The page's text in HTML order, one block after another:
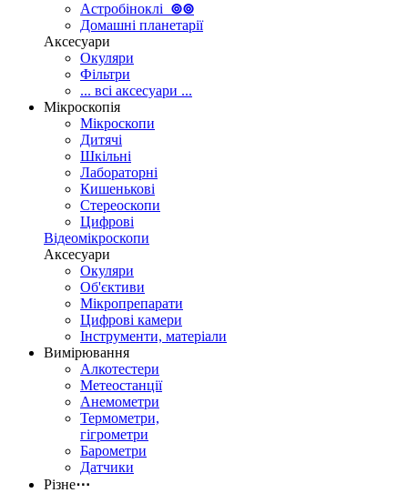
Астробіноклі ⊚⊚
Домашні планетарії
Аксесуари
Окуляри
Фільтри
... всі аксесуари ...
Мікроскопія
Мікроскопи
Дитячі
Шкільні
Лабораторні
Кишенькові
Стереоскопи
Цифрові
Відеомікроскопи
Аксесуари
Окуляри
Об'єктиви
Мікропрепарати
Цифрові камери
Інструменти, матеріали
Вимірювання
Алкотестери
Метеостанції
Анемометри
Термометри,
гігрометри
Барометри
Датчики
Різне⋯